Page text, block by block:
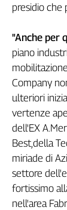
sangue
120
anni
Cgil
Collettiva
Academy
Collettiva
Rubriche
Collettiva
Talk
La
presidio che
"Anche per
piano
Company
ulteriori
vertenze
dell'EX
Best,della
miriade di
settore
fortissimo
nell'area